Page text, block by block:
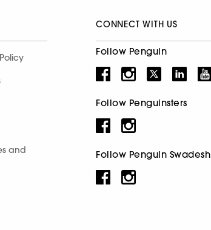
and
CONNECT WITH US
Follow Penguin
Follow Penguinsters
Follow Penguin Swadesh